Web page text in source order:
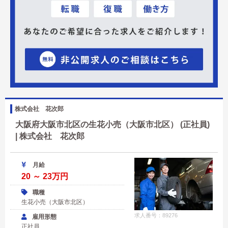
株式会社 花次郎
大阪府大阪市北区の生花小売（大阪市北区） (正社員)
| 株式会社 花次郎
求人番号：89276
月給
20 ～ 23万円
職種
生花小売（大阪市北区）
雇用形態